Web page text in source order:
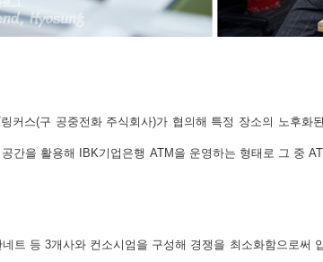
커스(구 공중전화 주식회사)가 협의해 특정 장소의 노후화
간을 활용해 IBK기업은행 ATM을 운영하는 형태로 그 중
트 등 3개사와 컨소시엄을 구성해 경쟁을 최소화함으로써